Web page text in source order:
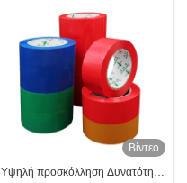
Βίντεο
Υψηλή προσκόλληση Δυνατότητα